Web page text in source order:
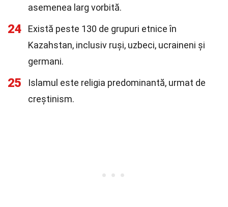
asemenea larg vorbită.
24
Există peste 130 de grupuri etnice în
Kazahstan, inclusiv ruși, uzbeci, ucraineni și
germani.
25
Islamul este religia predominantă, urmat de
creștinism.